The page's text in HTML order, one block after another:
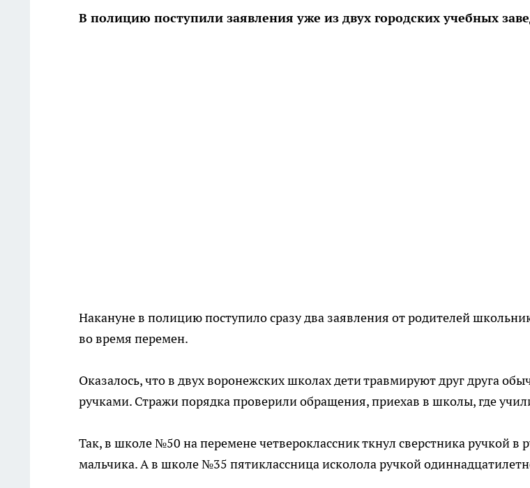
В полицию поступили заявления уже из двух городских учебных
Накануне в полицию поступило сразу два заявления от родителей
во время перемен.
Оказалось, что в двух воронежских школах дети травмируют друг друга
ручками. Стражи порядка проверили обращения, приехав в школы, где
Так, в школе №50 на перемене четвероклассник ткнул сверстника ручкой в
мальчика. А в школе №35 пятиклассница исколола ручкой